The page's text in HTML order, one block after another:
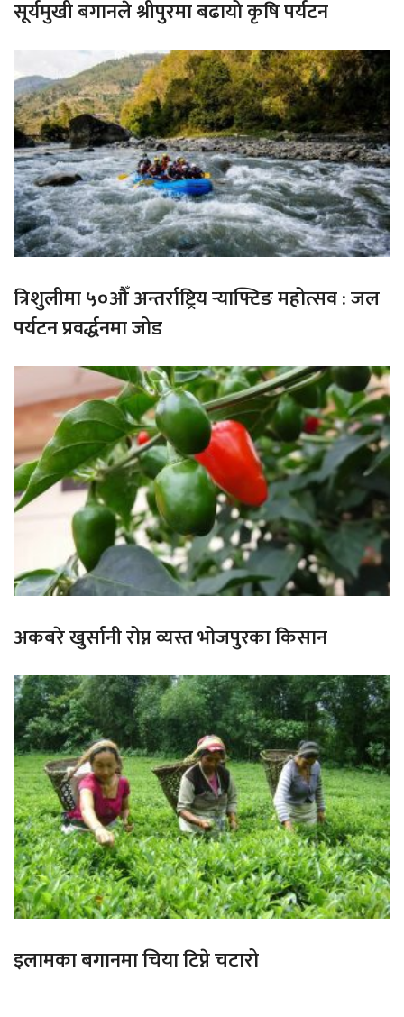
सूर्यमुखी बगानले श्रीपुरमा बढायो कृषि पर्यटन
त्रिशुलीमा ५०औँ अन्तर्राष्ट्रिय र्‍याफ्टिङ महोत्सव : जल
पर्यटन प्रवर्द्धनमा जोड
अकबरे खुर्सानी रोप्न व्यस्त भोजपुरका किसान
इलामका बगानमा चिया टिप्ने चटारो